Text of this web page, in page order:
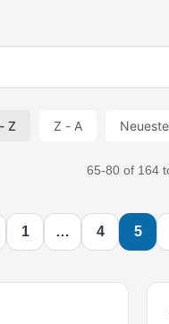
Z Z - A
65-80 of 164
1 … 4 5